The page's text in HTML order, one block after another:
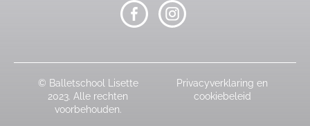
© Balletschool Lisette
2023. Alle rechten
voorbehouden.
Privacyverklaring en
cookiebeleid